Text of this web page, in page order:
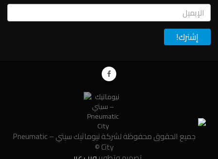
Email
جميع الحقوق محفوظة لشركة نيوماتيك سيتي – Pneumatic
City ©